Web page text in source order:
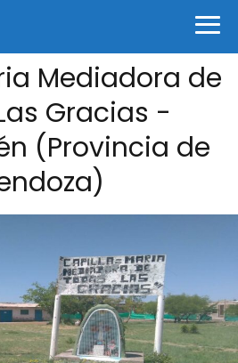
Mediadora de
Gracias -
(Provincia de